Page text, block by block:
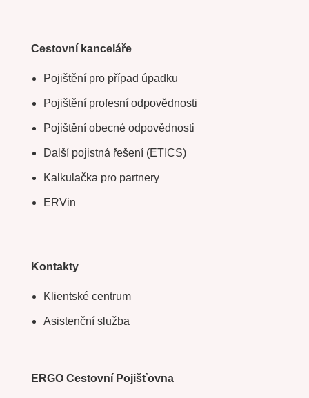
Cestovní kanceláře
Pojištění pro případ úpadku
Pojištění profesní odpovědnosti
Pojištění obecné odpovědnosti
Další pojistná řešení (ETICS)
Kalkulačka pro partnery
ERVin
Kontakty
Klientské centrum
Asistenční služba
ERGO Cestovní Pojišťovna